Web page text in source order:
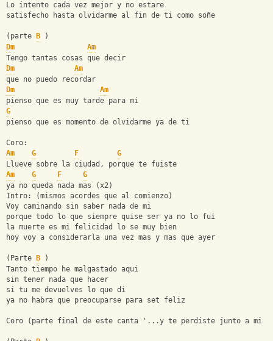
Lo intento cada vez mejor y no estare
satisfecho hasta olvidarme al fin de ti como soñe
(parte B )
Dm
Am
Tengo tantas cosas que decir
Dm
Am
que no puedo recordar
Dm
Am
pienso que es muy tarde para mi
G
pienso que es momento de olvidarme ya de ti
Coro:
Am
G F
G
Llueve sobre la ciudad, porque te fuiste
Am
G F
G
ya no queda nada mas (x2)
Intro: (mismos acordes que al comienzo)
Voy caminando sin saber nada de mi
porque todo lo que siempre quise ser ya no lo fui
la muerte es mi felicidad lo se muy bien
hoy voy a considerarla una vez mas y mas que ayer
(Parte B )
Tanto tiempo he malgastado aqui
sin tener nada que hacer
si tu me devuelves lo que di
ya no habra que preocuparse para set feliz
Coro (parte final de este canta '...y te perdiste junto a